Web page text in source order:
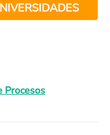
Procesos